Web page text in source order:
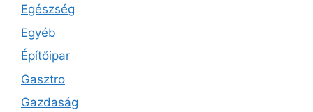
Egészség
Egyéb
Építőipar
Gasztro
Gazdaság